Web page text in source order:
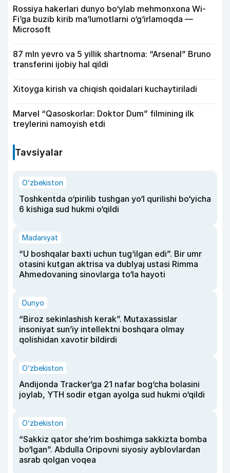
Rossiya hakerlari dunyo bo‘ylab mehmonxona Wi-
Fi’ga buzib kirib ma’lumotlarni o‘g‘irlamoqda —
Microsoft
87 mln yevro va 5 yillik shartnoma: “Arsenal” Bruno
transferini ijobiy hal qildi
Xitoyga kirish va chiqish qoidalari kuchaytiriladi
Marvel “Qasoskorlar: Doktor Dum” filmining ilk
treylerini namoyish etdi
Tavsiyalar
O‘zbekiston
Toshkentda o‘pirilib tushgan yo‘l qurilishi bo‘yicha
6 kishiga sud hukmi o‘qildi
Madaniyat
“U boshqalar baxti uchun tug‘ilgan edi”. Bir umr
otasini kutgan aktrisa va dublyaj ustasi Rimma
Ahmedovaning sinovlarga to‘la hayoti
Dunyo
“Biroz sekinlashish kerak”. Mutaxassislar
insoniyat sun’iy intellektni boshqara olmay
qolishidan xavotir bildirdi
O‘zbekiston
Andijonda Tracker’ga 21 nafar bog‘cha bolasini
joylab, YTH sodir etgan ayolga sud hukmi o‘qildi
O‘zbekiston
“Sakkiz qator she’rim boshimga sakkizta bomba
bo‘lgan”. Abdulla Oripovni siyosiy ayblovlardan
asrab qolgan voqea